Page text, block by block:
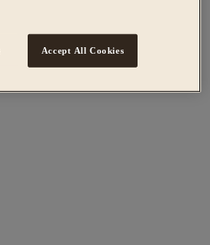
Accept All Cookies